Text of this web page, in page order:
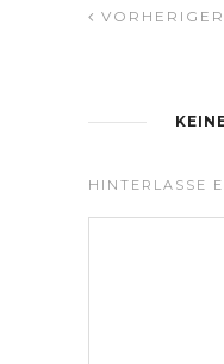
HINTERLASSE